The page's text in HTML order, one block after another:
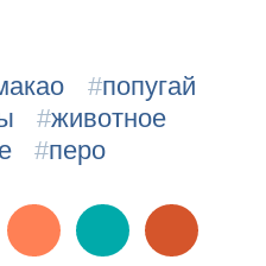
#попугай
#животное
#перо